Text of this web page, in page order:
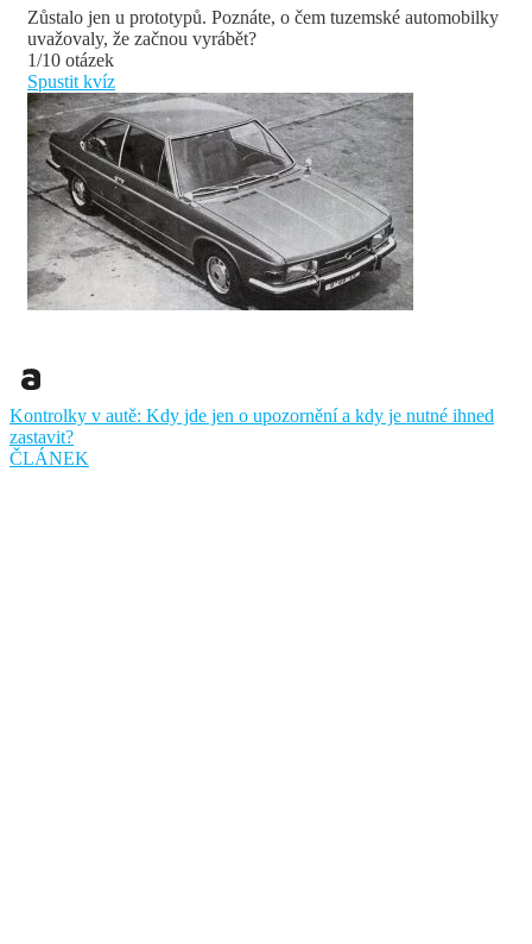
Zůstalo jen u prototypů. Poznáte, o čem tuzemské automobilky
uvažovaly, že začnou vyrábět?
1/10 otázek
Spustit kvíz
Kontrolky v autě: Kdy jde jen o upozornění a kdy je nutné ihned
zastavit?
ČLÁNEK